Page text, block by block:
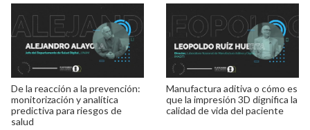
De la reacción a la prevención:
monitorización y analítica
predictiva para riesgos de
salud
Manufactura aditiva o cómo es
que la impresión 3D dignifica la
calidad de vida del paciente